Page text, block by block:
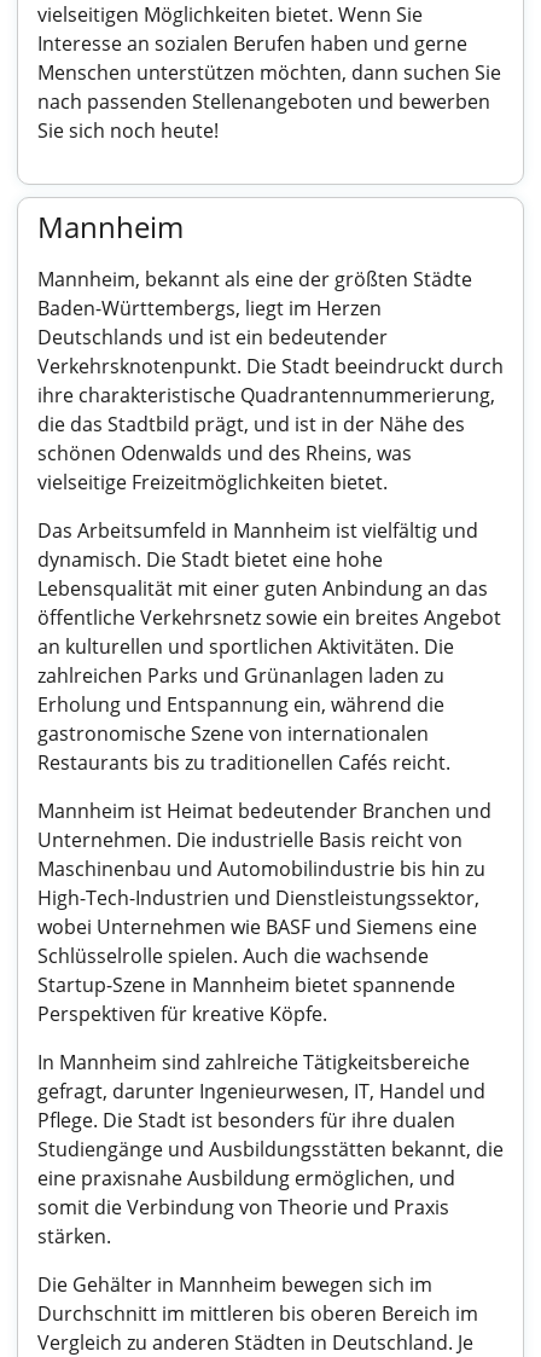
vielseitigen Möglichkeiten bietet. Wenn Sie
Interesse an sozialen Berufen haben und gerne
Menschen unterstützen möchten, dann suchen Sie
nach passenden Stellenangeboten und bewerben
Sie sich noch heute!
Mannheim
Mannheim, bekannt als eine der größten Städte
Baden-Württembergs, liegt im Herzen
Deutschlands und ist ein bedeutender
Verkehrsknotenpunkt. Die Stadt beeindruckt durch
ihre charakteristische Quadrantennummerierung,
die das Stadtbild prägt, und ist in der Nähe des
schönen Odenwalds und des Rheins, was
vielseitige Freizeitmöglichkeiten bietet.
Das Arbeitsumfeld in Mannheim ist vielfältig und
dynamisch. Die Stadt bietet eine hohe
Lebensqualität mit einer guten Anbindung an das
öffentliche Verkehrsnetz sowie ein breites Angebot
an kulturellen und sportlichen Aktivitäten. Die
zahlreichen Parks und Grünanlagen laden zu
Erholung und Entspannung ein, während die
gastronomische Szene von internationalen
Restaurants bis zu traditionellen Cafés reicht.
Mannheim ist Heimat bedeutender Branchen und
Unternehmen. Die industrielle Basis reicht von
Maschinenbau und Automobilindustrie bis hin zu
High-Tech-Industrien und Dienstleistungssektor,
wobei Unternehmen wie BASF und Siemens eine
Schlüsselrolle spielen. Auch die wachsende
Startup-Szene in Mannheim bietet spannende
Perspektiven für kreative Köpfe.
In Mannheim sind zahlreiche Tätigkeitsbereiche
gefragt, darunter Ingenieurwesen, IT, Handel und
Pflege. Die Stadt ist besonders für ihre dualen
Studiengänge und Ausbildungsstätten bekannt, die
eine praxisnahe Ausbildung ermöglichen, und
somit die Verbindung von Theorie und Praxis
stärken.
Die Gehälter in Mannheim bewegen sich im
Durchschnitt im mittleren bis oberen Bereich im
Vergleich zu anderen Städten in Deutschland. Je